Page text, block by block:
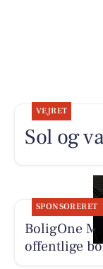
VEJRET
Sol og
SPONSORERET
BoligOne
offentlige